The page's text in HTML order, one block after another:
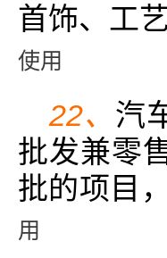
首饰、工
使用
22、 汽
批发兼零
批的项目
用